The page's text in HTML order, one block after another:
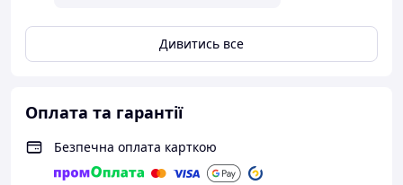
Дивитись все
Оплата та гарантії
Безпечна оплата карткою